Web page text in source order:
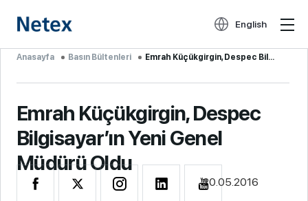
English
Anasayfa Basın Bültenleri Emrah Küçükgirgin, Despec Bilgi...
Emrah Küçükgirgin, Despec
Bilgisayar’ın Yeni Genel
Müdürü Oldu
20.05.2016